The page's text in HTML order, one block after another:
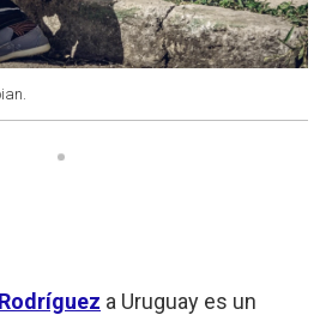
a Uruguay es un